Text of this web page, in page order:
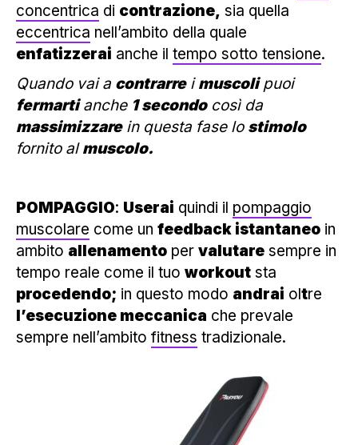
concentrica di contrazione, sia quella
eccentrica nell’ambito della quale
enfatizzerai anche il tempo sotto tensione.
Quando vai a contrarreimuscolipuoi
fermartianche 1 secondocosì da
massimizzarein questa fase lo stimolo
fornito almuscolo.
POMPAGGIO: Userai quindi il pompaggio
muscolare come un feedback istantaneo in
ambito allenamento per valutare sempre in
tempo reale come il tuo workout sta
procedendo; in questo modo andrai oltre
l’esecuzione meccanica che prevale
sempre nell’ambito fitness tradizionale.